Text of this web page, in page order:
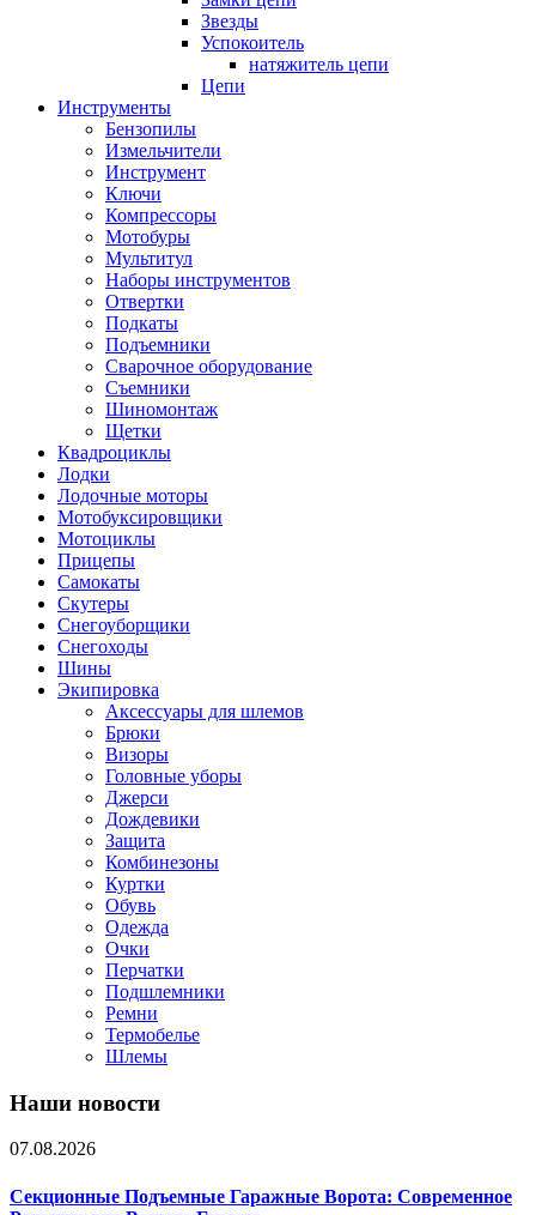
Звезды
Успокоитель
натяжитель цепи
Цепи
Инструменты
Бензопилы
Измельчители
Инструмент
Ключи
Компрессоры
Мотобуры
Мультитул
Наборы инструментов
Отвертки
Подкаты
Подъемники
Сварочное оборудование
Съемники
Шиномонтаж
Щетки
Квадроциклы
Лодки
Лодочные моторы
Мотобуксировщики
Мотоциклы
Прицепы
Самокаты
Скутеры
Снегоуборщики
Снегоходы
Шины
Экипировка
Аксессуары для шлемов
Брюки
Визоры
Головные уборы
Джерси
Дождевики
Защита
Комбинезоны
Куртки
Обувь
Одежда
Очки
Перчатки
Подшлемники
Ремни
Термобелье
Шлемы
Наши новости
07.08.2026
Секционные Подъемные Гаражные Ворота: Современное